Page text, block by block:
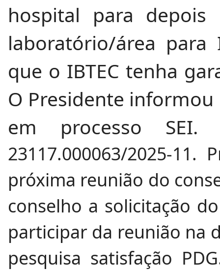
hospital para
laboratório/área para
que o IBTEC tenha
O Presidente
em processo
23117.000063/2025-11.
próxima reunião do
conselho a solicitação
participar da reunião na
pesquisa satisfação